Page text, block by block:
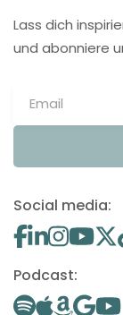
Lass dich
und abonniere
Social media:
Podcast: